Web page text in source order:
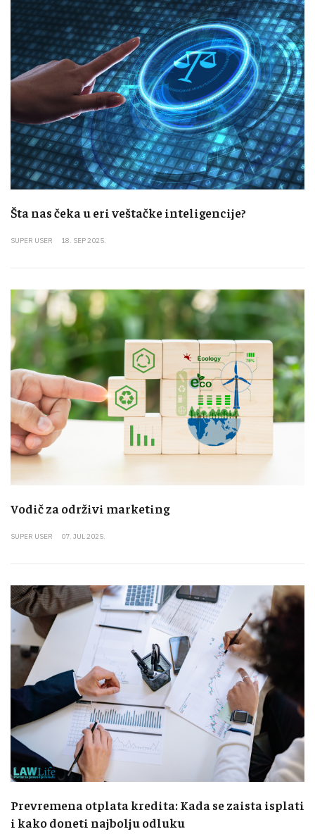
Šta nas čeka u eri veštačke inteligencije?
SUPER USER 18. SEP 2025.
Vodič za održivi marketing
SUPER USER 07. JUL 2025.
Prevremena otplata kredita: Kada se zaista isplati
i kako doneti najbolju odluku